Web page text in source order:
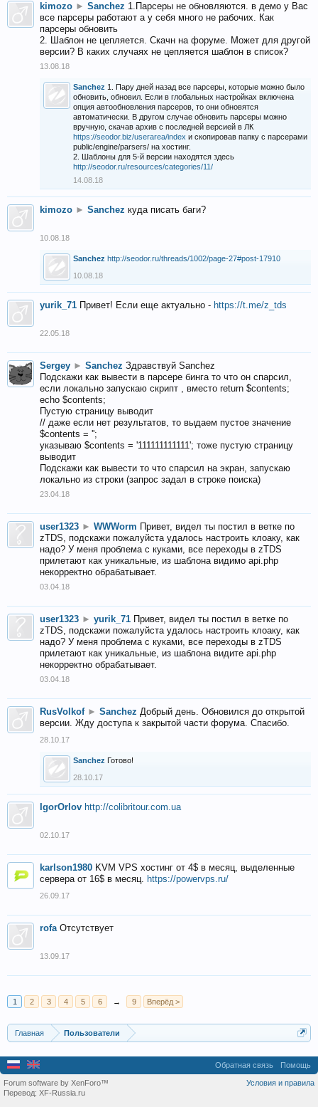
kimozo ► Sanchez 1.Парсеры не обновляются. в демо у Вас
все парсеры работают а у себя много не рабочих. Как
парсеры обновить
2. Шаблон не цепляется. Скачн на форуме. Может для другой
версии? В каких случаях не цепляется шаблон в список?
13.08.18
Sanchez 1. Пару дней назад все парсеры, которые можно было
обновить, обновил. Если в глобальных настройках включена
опция автообновления парсеров, то они обновятся
автоматически. В другом случае обновить парсеры можно
вручную, скачав архив с последней версией в ЛК
https://seodor.biz/userarea/index и скопировав папку с парсерами
public/engine/parsers/ на хостинг.
2. Шаблоны для 5-й версии находятся здесь
http://seodor.ru/resources/categories/11/
14.08.18
kimozo ► Sanchez куда писать баги?
10.08.18
Sanchez http://seodor.ru/threads/1002/page-27#post-17910
10.08.18
yurik_71 Привет! Если еще актуально - https://t.me/z_tds
22.05.18
Sergey ► Sanchez Здравствуй Sanchez
Подскажи как вывести в парсере бинга то что он спарсил,
если локально запускаю скрипт , вместо return $contents;
echo $contents;
Пустую страницу выводит
// даже если нет результатов, то выдаем пустое значение
$contents = '';
указываю $contents = '111111111111'; тоже пустую страницу
выводит
Подскажи как вывести то что спарсил на экран, запускаю
локально из строки (запрос задал в строке поиска)
23.04.18
user1323 ► WWWorm Привет, видел ты постил в ветке по
zTDS, подскажи пожалуйста удалось настроить клоаку, как
надо? У меня проблема с куками, все переходы в zTDS
прилетают как уникальные, из шаблона видимо api.php
некорректно обрабатывает.
03.04.18
user1323 ► yurik_71 Привет, видел ты постил в ветке по
zTDS, подскажи пожалуйста удалось настроить клоаку, как
надо? У меня проблема с куками, все переходы в zTDS
прилетают как уникальные, из шаблона видите api.php
некорректно обрабатывает.
03.04.18
RusVolkof ► Sanchez Добрый день. Обновился до открытой
версии. Жду доступа к закрытой части форума. Спасибо.
28.10.17
Sanchez Готово!
28.10.17
IgorOrlov http://colibritour.com.ua
02.10.17
karlson1980 KVM VPS хостинг от 4$ в месяц, выделенные
сервера от 16$ в месяц. https://powervps.ru/
26.09.17
rofa Отсутствует
13.09.17
1 2 3 4 5 6 → 9 Вперёд >
Главная Пользователи
Обратная связь Помощь
Условия и правила
Forum software by XenForo™
Перевод: XF-Russia.ru